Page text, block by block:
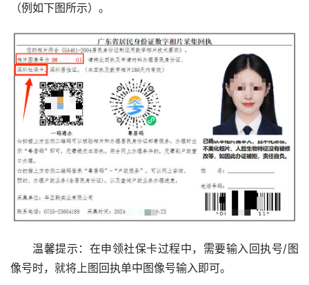
（例如下图所示）。
温馨提示：在申领社保卡过程中，需要输入回执号/图
像号时，就将上图回执单中图像号输入即可。